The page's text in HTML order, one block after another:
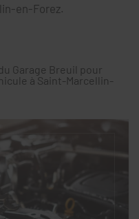
en-Forez.
Garage Breuil pour
à Saint-Marcellin-